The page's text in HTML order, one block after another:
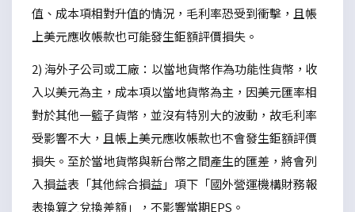
值、成本項相對升值的情況，毛利率恐受到衝擊，且帳
上美元應收帳款也可能發生鉅額評價損失。
2) 海外子公司或工廠：以當地貨幣作為功能性貨幣，收
入以美元為主，成本項以當地貨幣為主，因美元匯率相
對於其他一籃子貨幣，並沒有特別大的波動，故毛利率
受影響不大，且帳上美元應收帳款也不會發生鉅額評價
損失。至於當地貨幣與新台幣之間產生的匯差，將會列
入損益表「其他綜合損益」項下「國外營運機構財務報
表換算之兌換差額」，不影響當期EPS。